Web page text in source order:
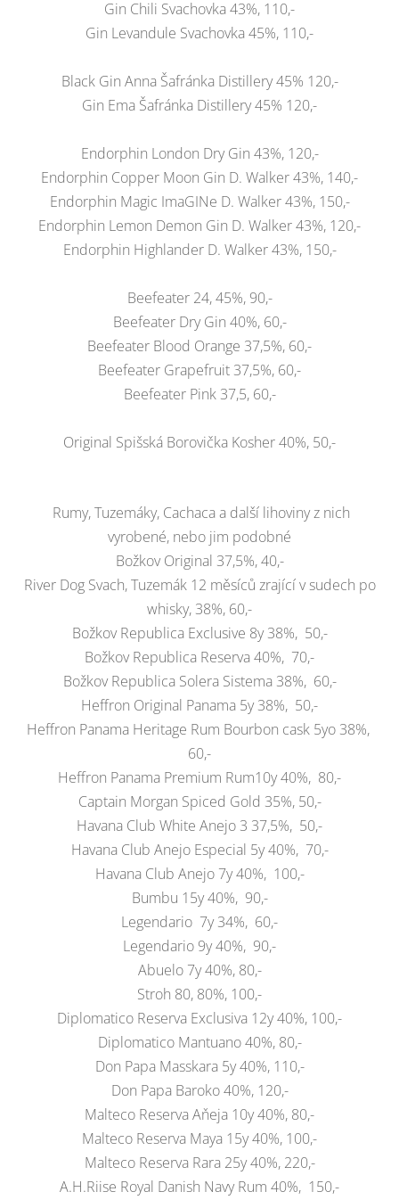
Gin Chili Svachovka 43%, 110,-
Gin Levandule Svachovka 45%, 110,-
Black Gin Anna Šafránka Distillery 45% 120,-
Gin Ema Šafránka Distillery 45% 120,-
Endorphin London Dry Gin 43%, 120,-
Endorphin Copper Moon Gin D. Walker 43%, 140,-
Endorphin Magic ImaGINe D. Walker 43%, 150,-
Endorphin Lemon Demon Gin D. Walker 43%, 120,-
Endorphin Highlander D. Walker 43%, 150,-
Beefeater 24, 45%, 90,-
Beefeater Dry Gin 40%, 60,-
Beefeater Blood Orange 37,5%, 60,-
Beefeater Grapefruit 37,5%, 60,-
Beefeater Pink 37,5, 60,-
Original Spišská Borovička Kosher 40%, 50,-
Rumy, Tuzemáky, Cachaca a další lihoviny z nich
vyrobené, nebo jim podobné
Božkov Original 37,5%, 40,-
River Dog Svach, Tuzemák 12 měsíců zrající v sudech po
whisky, 38%, 60,-
Božkov Republica Exclusive 8y 38%, 50,-
Božkov Republica Reserva 40%, 70,-
Božkov Republica Solera Sistema 38%, 60,-
Heffron Original Panama 5y 38%, 50,-
Heffron Panama Heritage Rum Bourbon cask 5yo 38%,
60,-
Heffron Panama Premium Rum10y 40%, 80,-
Captain Morgan Spiced Gold 35%, 50,-
Havana Club White Anejo 3 37,5%, 50,-
Havana Club Anejo Especial 5y 40%, 70,-
Havana Club Anejo 7y 40%, 100,-
Bumbu 15y 40%, 90,-
Legendario 7y 34%, 60,-
Legendario 9y 40%, 90,-
Abuelo 7y 40%, 80,-
Stroh 80, 80%, 100,-
Diplomatico Reserva Exclusiva 12y 40%, 100,-
Diplomatico Mantuano 40%, 80,-
Don Papa Masskara 5y 40%, 110,-
Don Papa Baroko 40%, 120,-
Malteco Reserva Aňeja 10y 40%, 80,-
Malteco Reserva Maya 15y 40%, 100,-
Malteco Reserva Rara 25y 40%, 220,-
A.H.Riise Royal Danish Navy Rum 40%, 150,-